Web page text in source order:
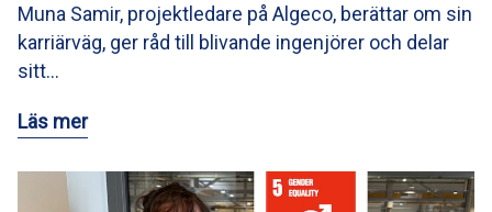
Muna Samir, projektledare på Algeco, berättar om sin
karriärväg, ger råd till blivande ingenjörer och delar
sitt…
Läs mer